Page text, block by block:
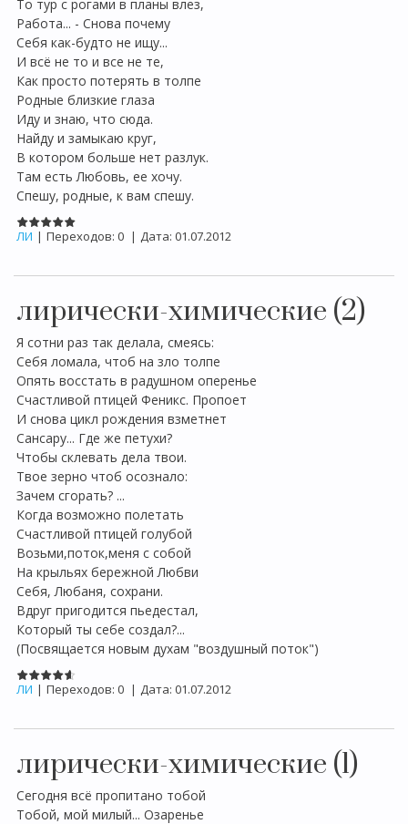
То тур с рогами в планы влез,
Работа... - Снова почему
Себя как-будто не ищу...
И всё не то и все не те,
Как просто потерять в толпе
Родные близкие глаза
Иду и знаю, что сюда.
Найду и замыкаю круг,
В котором больше нет разлук.
Там есть Любовь, ее хочу.
Спешу, родные, к вам спешу.
ЛИ | Переходов: 0 | Дата: 01.07.2012
лирически-химические (2)
Я сотни раз так делала, смеясь:
Себя ломала, чтоб на зло толпе
Опять восстать в радушном оперенье
Счастливой птицей Феникс. Пропоет
И снова цикл рождения взметнет
Сансару... Где же петухи?
Чтобы склевать дела твои.
Твое зерно чтоб осознало:
Зачем сгорать? ...
Когда возможно полетать
Счастливой птицей голубой
Возьми,поток,меня с собой
На крыльях бережной Любви
Себя, Любаня, сохрани.
Вдруг пригодится пьедестал,
Который ты себе создал?...
(Посвящается новым духам "воздушный поток")
ЛИ | Переходов: 0 | Дата: 01.07.2012
лирически-химические (1)
Сегодня всё пропитано тобой
Тобой, мой милый... Озаренье